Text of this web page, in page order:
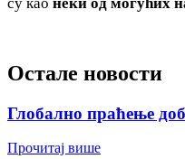
Остале новости
Глобално праћење
Прочитај више